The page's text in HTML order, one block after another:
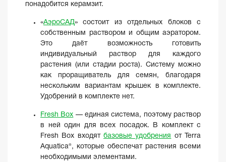
понадобится керамзит.
«АэроСАД» состоит из отдельных блоков с
собственным раствором и общим аэратором.
Это даёт возможность готовить
индивидуальный раствор для каждого
растения (или стадии роста). Систему можно
как проращиватель для семян, благодаря
нескольким вариантам крышек в комплекте.
Удобрений в комплекте нет.
Fresh Box — единая система, поэтому раствор
в ней один для всех посадок. В комплект с
Fresh Box входят базовые удобрения
от Terra
Aquatica®, которые обеспечат растения всеми
необходимыми элементами.